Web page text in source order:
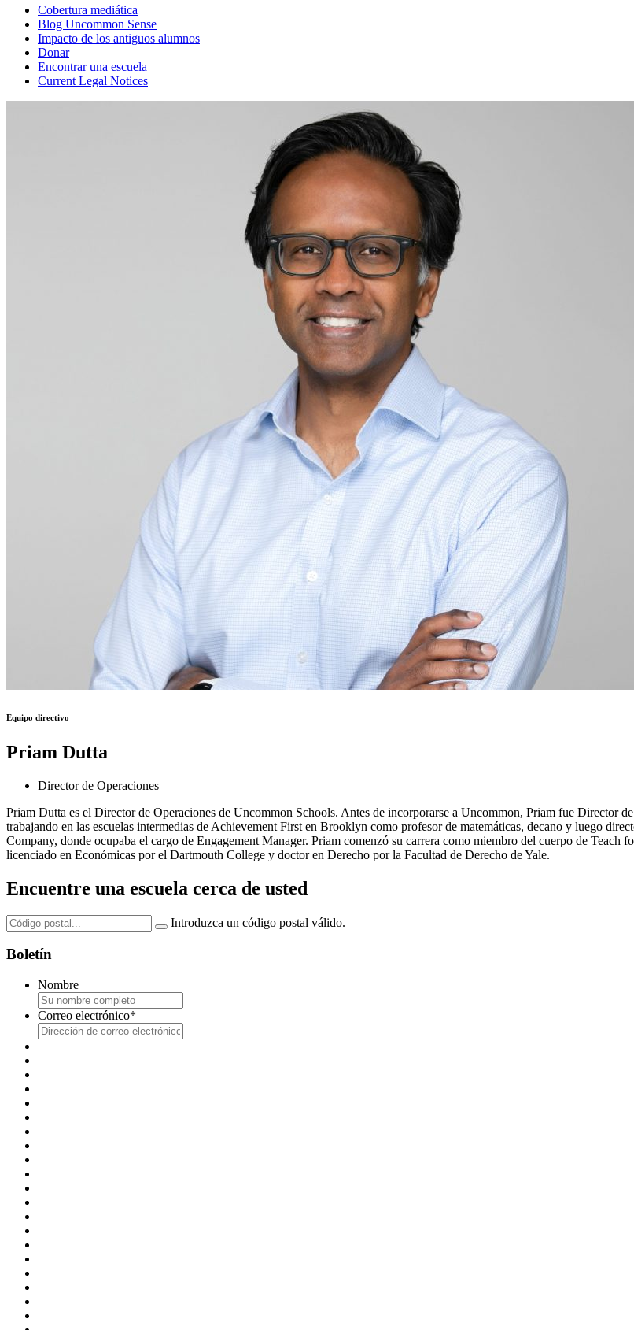
Cobertura mediática
Blog Uncommon Sense
Impacto de los antiguos alumnos
Donar
Encontrar una escuela
Current Legal Notices
Equipo directivo
Priam Dutta
Director de Operaciones
Priam Dutta es el Director de Operaciones de Uncommon Schools. Antes de incorporarse a Uncommon, Priam fue Director
trabajando en las escuelas intermedias de Achievement First en Brooklyn como profesor de matemáticas, decano y luego
Company, donde ocupaba el cargo de Engagement Manager. Priam comenzó su carrera como miembro del cuerpo de
licenciado en Económicas por el Dartmouth College y doctor en Derecho por la Facultad de Derecho de Yale.
Encuentre una escuela cerca de usted
Introduzca un código postal válido.
Boletín
Nombre
Correo electrónico*